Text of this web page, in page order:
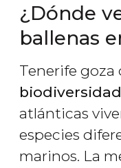
¿Dónde
ballenas
Tenerife goza
atlánticas
especies
marinos. La